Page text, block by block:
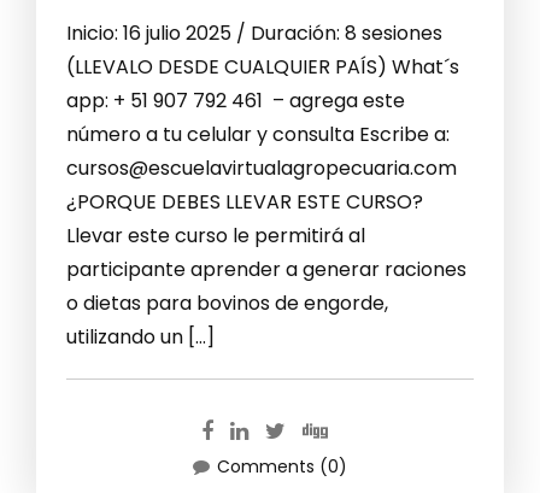
Inicio: 16 julio 2025 / Duración: 8 sesiones
(LLEVALO DESDE CUALQUIER PAÍS) What´s
app: + 51 907 792 461 – agrega este
número a tu celular y consulta Escribe a:
cursos@escuelavirtualagropecuaria.com
¿PORQUE DEBES LLEVAR ESTE CURSO?
Llevar este curso le permitirá al
participante aprender a generar raciones
o dietas para bovinos de engorde,
utilizando un […]
Comments (0)